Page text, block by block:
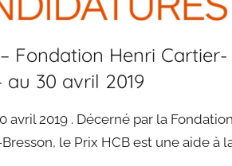
Fondation Henri Cartier-
au 30 avril 2019
avril 2019 . Décerné par la
le Prix HCB est une aide à